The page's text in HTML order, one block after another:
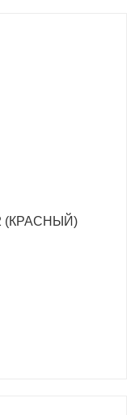
(КРАСНЫЙ)